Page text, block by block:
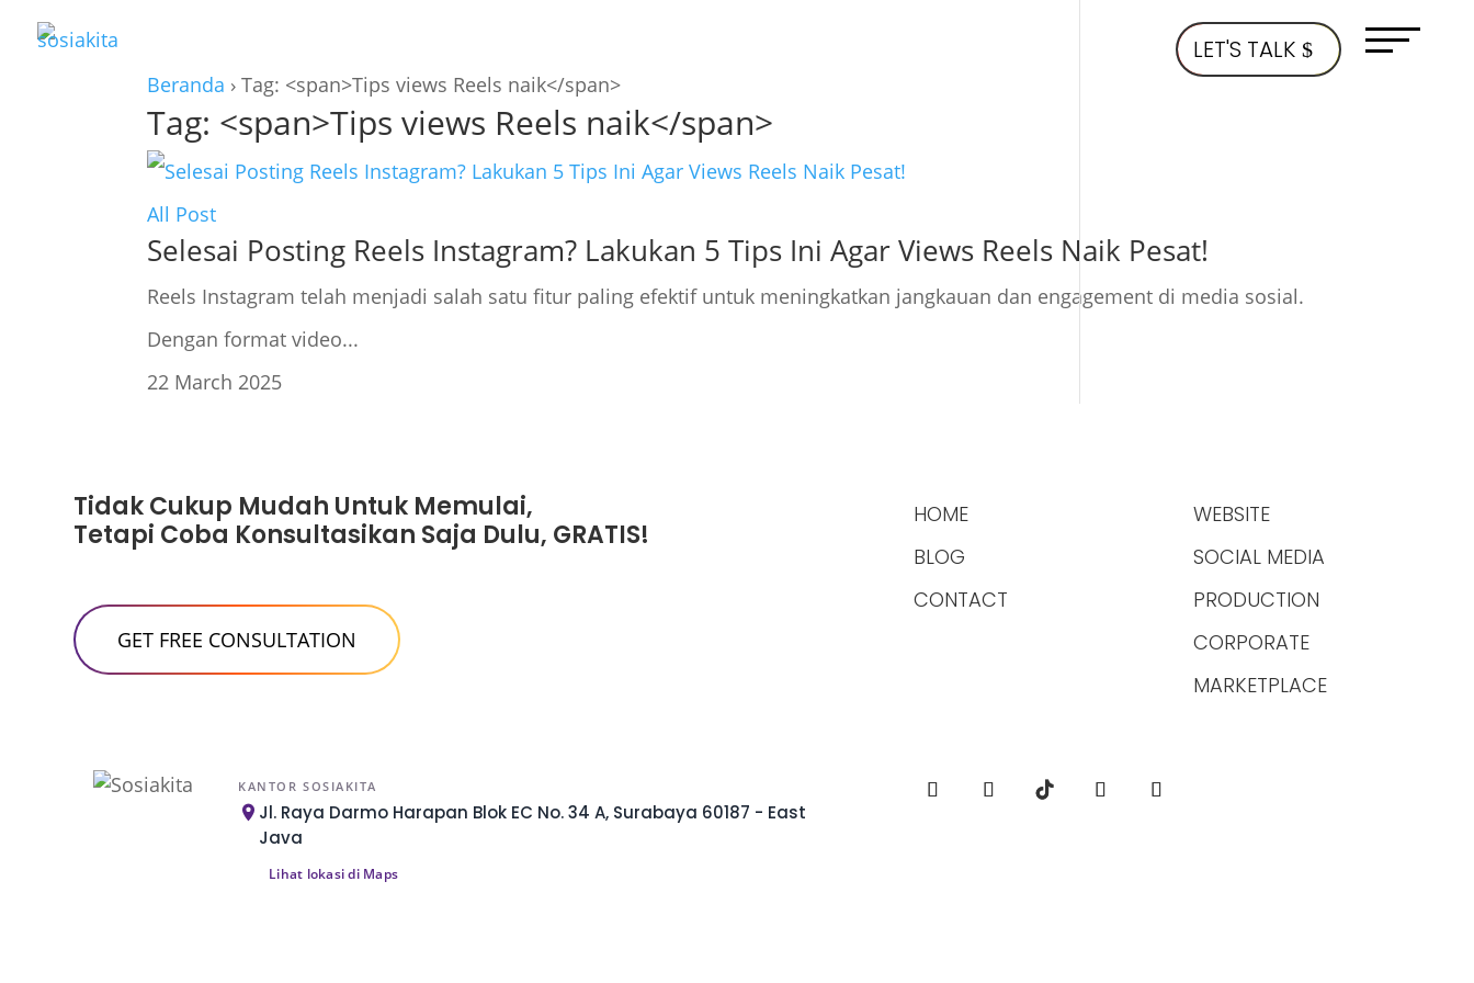
LET'S TALK
Beranda ›Tag: <span>Tips views Reels naik</span>
Tag: <span>Tips views Reels naik</span>
All Post
Selesai Posting Reels Instagram? Lakukan 5 Tips Ini Agar Views Reels Naik Pesat!
Reels Instagram telah menjadi salah satu fitur paling efektif untuk meningkatkan jangkauan dan engagement di media sosial.
Dengan format video...
22 March 2025
Tidak Cukup Mudah Untuk Memulai,
Tetapi Coba Konsultasikan Saja Dulu, GRATIS!
HOME
BLOG
CONTACT
WEBSITE
SOCIAL MEDIA
PRODUCTION
CORPORATE
MARKETPLACE
KANTOR SOSIAKITA
Jl. Raya Darmo Harapan Blok EC No. 34 A, Surabaya 60187 - East
Java
Lihat lokasi di Maps